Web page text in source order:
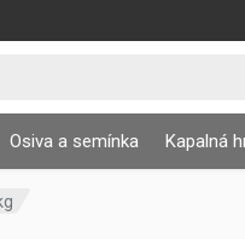
Osiva a semínka Kapalná